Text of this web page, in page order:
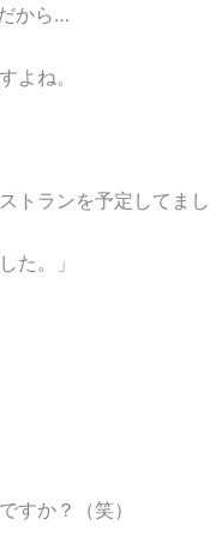
から…
よね。
トランを予定してま
た。」
すか？（笑）